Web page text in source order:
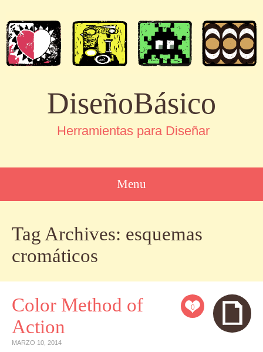
DiseñoBásico
Herramientas para Diseñar
Menu
TO
CONTENT
Tag Archives: esquemas
cromáticos
0
Color Method of
Action
MARZO 10, 2014